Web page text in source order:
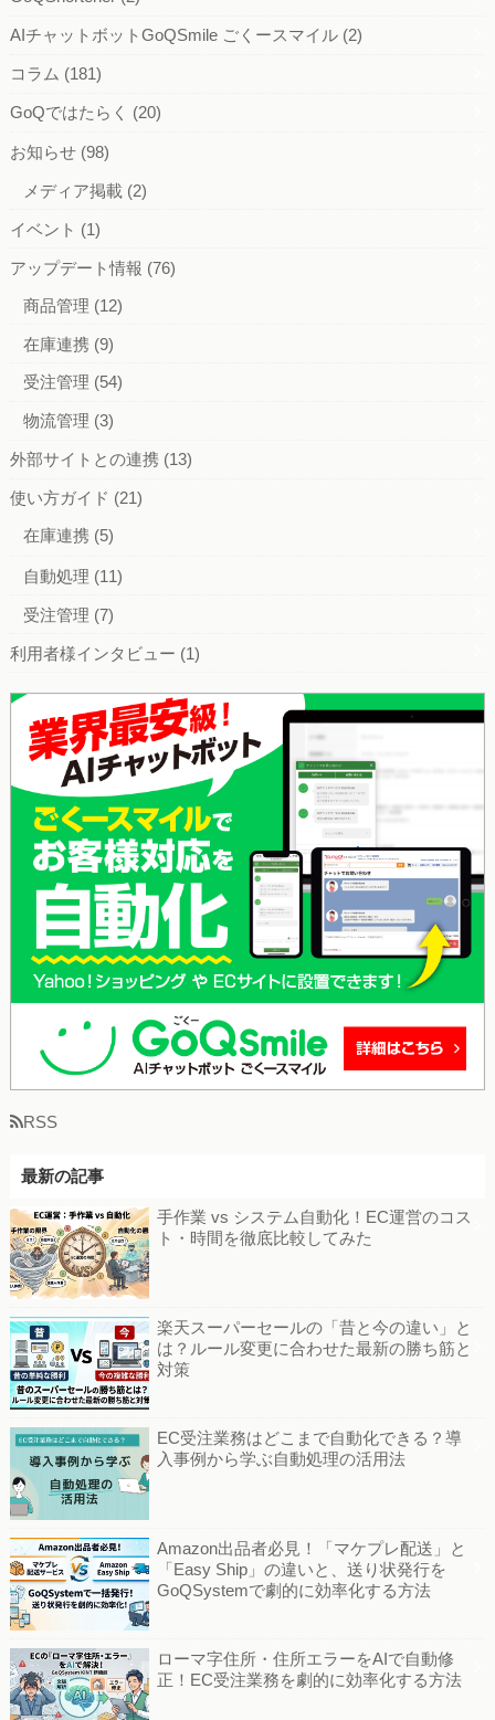
AIチャットボットGoQSmile ごくースマイル (2)
コラム (181)
GoQではたらく (20)
お知らせ (98)
メディア掲載 (2)
イベント (1)
アップデート情報 (76)
商品管理 (12)
在庫連携 (9)
受注管理 (54)
物流管理 (3)
外部サイトとの連携 (13)
使い方ガイド (21)
在庫連携 (5)
自動処理 (11)
受注管理 (7)
利用者様インタビュー (1)
RSS
最新の記事
手作業 vs システム自動化！EC運営のコス
ト・時間を徹底比較してみた
楽天スーパーセールの「昔と今の違い」と
は？ルール変更に合わせた最新の勝ち筋と
対策
EC受注業務はどこまで自動化できる？導
入事例から学ぶ自動処理の活用法
Amazon出品者必見！「マケプレ配送」と
「Easy Ship」の違いと、送り状発行を
GoQSystemで劇的に効率化する方法
ローマ字住所・住所エラーをAIで自動修
正！EC受注業務を劇的に効率化する方法